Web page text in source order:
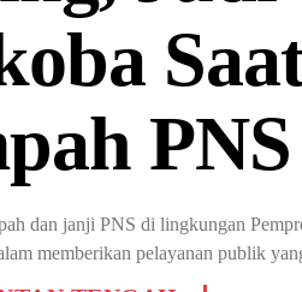
PNS
dan janji PNS di lingkungan
memberikan pelayanan publik